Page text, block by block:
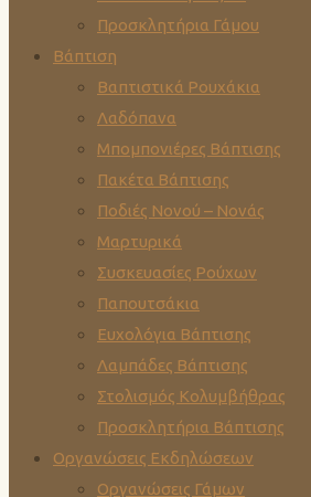
Προσκλητήρια Γάμου
Βάπτιση
Βαπτιστικά Ρουχάκια
Λαδόπανα
Μπομπονιέρες Βάπτισης
Πακέτα Βάπτισης
Ποδιές Νονού – Νονάς
Μαρτυρικά
Συσκευασίες Ρούχων
Παπουτσάκια
Ευχολόγια Βάπτισης
Λαμπάδες Βάπτισης
Στολισμός Κολυμβήθρας
Προσκλητήρια Βάπτισης
Οργανώσεις Εκδηλώσεων
Οργανώσεις Γάμων